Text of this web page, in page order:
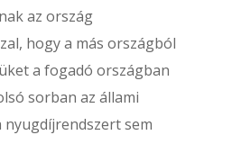
az ország
hogy a más országból
a fogadó országban
sorban az állami
nyugdíjrendszert sem